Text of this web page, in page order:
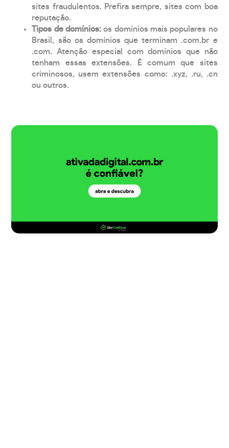
sites fraudulentos. Prefira sempre, sites com boa
reputação.
Tipos de domínios:os domínios mais populares no
Brasil, são os domínios que terminam .com.br e
.com. Atenção especial com domínios que não
tenham essas extensões. É comum que sites
criminosos, usem extensões como: .xyz, .ru, .cn
ou outros.